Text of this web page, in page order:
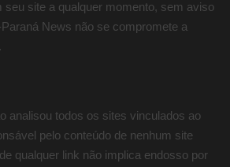
seu site a qualquer momento, sem aviso
News não se compromete a
analisou todos os sites vinculados ao
pelo conteúdo de nenhum site
qualquer link não implica endosso por